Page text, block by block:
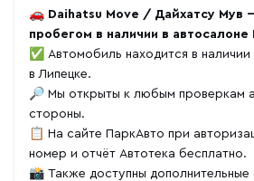
🚗 Daihatsu Move / Дайхатсу Мув
пробегом в наличии в автосалоне
✅ Автомобиль находится в
в Липецке.
🔎 Мы открыты к любым проверкам
стороны.
📋 На сайте ПаркАвто при
номер и отчёт Автотека бесплатно.
📸 Также доступны